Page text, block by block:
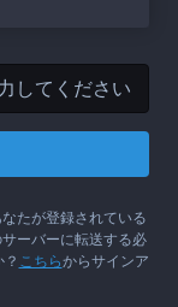
なたが登録されている
ーバーに転送する必
こちらからサインア